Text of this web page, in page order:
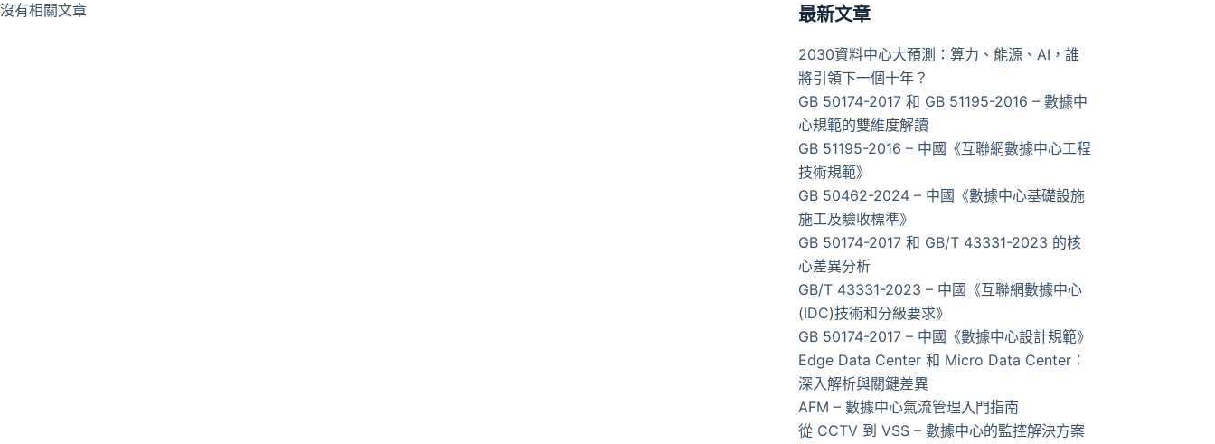
沒有相關文章
符
條
件
的
結
果
最新文章
2030資料中心大預測：算力、能源、AI，誰
將引領下一個十年？
GB 50174-2017 和 GB 51195-2016 – 數據中
心規範的雙維度解讀
GB 51195-2016 – 中國《互聯網數據中心工程
技術規範》
GB 50462-2024 – 中國《數據中心基礎設施
施工及驗收標準》
GB 50174-2017 和 GB/T 43331-2023 的核
心差異分析
GB/T 43331-2023 – 中國《互聯網數據中心
(IDC)技術和分級要求》
GB 50174-2017 – 中國《數據中心設計規範》
Edge Data Center 和 Micro Data Center：
深入解析與關鍵差異
AFM – 數據中心氣流管理入門指南
從 CCTV 到 VSS – 數據中心的監控解決方案